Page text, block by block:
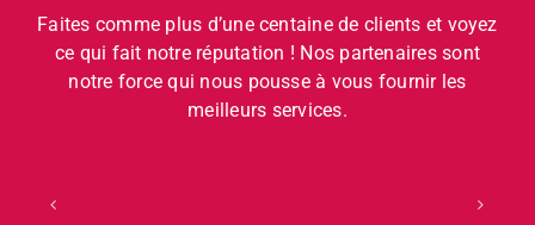
Faites comme plus d’une centaine de clients et voyez
ce qui fait notre réputation ! Nos partenaires sont
notre force qui nous pousse à vous fournir les
meilleurs services.